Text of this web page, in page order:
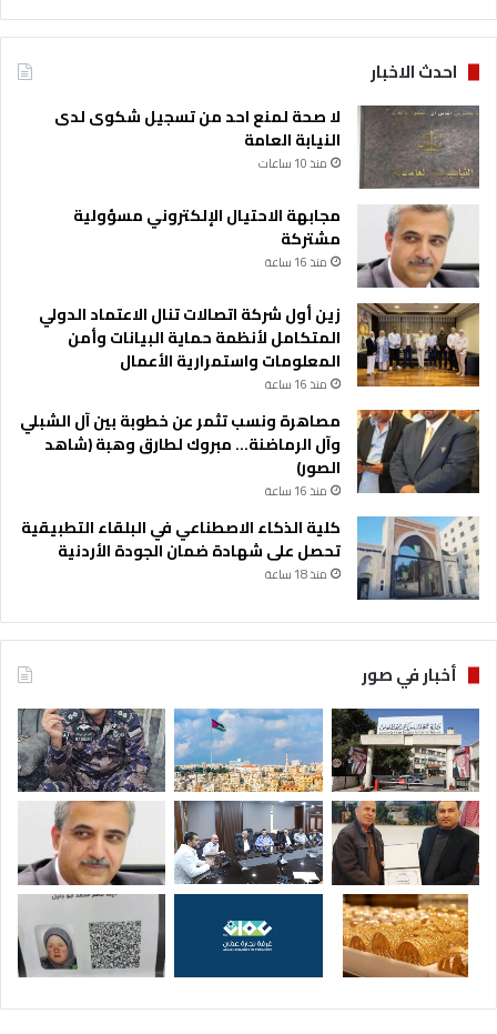
احدث الاخبار
لا صحة لمنع احد من تسجيل شكوى لدى
النيابة العامة
منذ 10 ساعات
مجابهة الاحتيال الإلكتروني مسؤولية
مشتركة
منذ 16 ساعة
زين أول شركة اتصالات تنال الاعتماد الدولي
المتكامل لأنظمة حماية البيانات وأمن
المعلومات واستمرارية الأعمال
منذ 16 ساعة
مصاهرة ونسب تثمر عن خطوبة بين آل الشبلي
وآل الرماضنة… مبروك لطارق وهبة (شاهد
الصور)
منذ 16 ساعة
كلية الذكاء الاصطناعي في البلقاء التطبيقية
تحصل على شهادة ضمان الجودة الأردنية
منذ 18 ساعة
أخبار في صور